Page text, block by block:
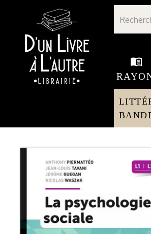
Librairie D'un livre à l'autre - Avranches
menu_book